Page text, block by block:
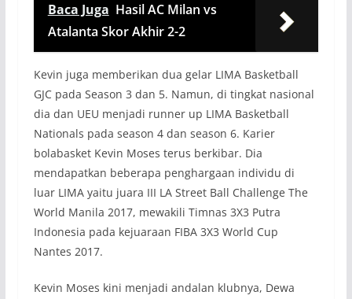
Baca Juga Hasil AC Milan vs
Atalanta Skor Akhir 2-2
Kevin juga memberikan dua gelar LIMA Basketball
GJC pada Season 3 dan 5. Namun, di tingkat nasional
dia dan UEU menjadi runner up LIMA Basketball
Nationals pada season 4 dan season 6. Karier
bolabasket Kevin Moses terus berkibar. Dia
mendapatkan beberapa penghargaan individu di
luar LIMA yaitu juara III LA Street Ball Challenge The
World Manila 2017, mewakili Timnas 3X3 Putra
Indonesia pada kejuaraan FIBA 3X3 World Cup
Nantes 2017.
Kevin Moses kini menjadi andalan klubnya, Dewa